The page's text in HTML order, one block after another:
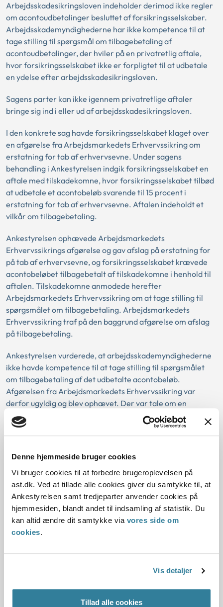
Denne hjemmeside bruger cookies
Vi bruger cookies til at forbedre brugeroplevelsen på
ast.dk. Ved at tillade alle cookies giver du samtykke til, at
Ankestyrelsen samt tredjeparter anvender cookies på
hjemmesiden, blandt andet til indsamling af statistik. Du
kan altid ændre dit samtykke via vores side om
cookies.
Vis detaljer
Tillad alle cookies
Arbejdsskadesikringsloven indeholder derimod ikke regler
om acontoudbetalinger besluttet af forsikringsselskaber.
Arbejdsskademyndighederne har ikke kompetence til at
tage stilling til spørgsmål om tilbagebetaling af
acontoudbetalinger, der hviler på en privatretlig aftale,
hvor forsikringsselskabet ikke er forpligtet til at udbetale
en ydelse efter arbejdsskadesikringsloven.
Sagens parter kan ikke igennem privatretlige aftaler
bringe sig ind i eller ud af arbejdsskadesikringsloven.
I den konkrete sag havde forsikringsselskabet klaget over
en afgørelse fra Arbejdsmarkedets Erhvervssikring om
erstatning for tab af erhvervsevne. Under sagens
behandling i Ankestyrelsen indgik forsikringsselskabet en
aftale med tilskadekomne, hvor forsikringsselskabet tilbød
at udbetale et acontobeløb svarende til 15 procent i
erstatning for tab af erhvervsevne. Aftalen indeholdt et
vilkår om tilbagebetaling.
Ankestyrelsen ophævede Arbejdsmarkedets
Erhvervssikrings afgørelse og gav afslag på erstatning for
på tab af erhvervsevne, og forsikringsselskabet krævede
acontobeløbet tilbagebetalt af tilskadekomne i henhold til
aftalen. Tilskadekomne anmodede herefter
Arbejdsmarkedets Erhvervssikring om at tage stilling til
spørgsmålet om tilbagebetaling. Arbejdsmarkedets
Erhvervssikring traf på den baggrund afgørelse om afslag
på tilbagebetaling.
Ankestyrelsen vurderede, at arbejdsskademyndighederne
ikke havde kompetence til at tage stilling til spørgsmålet
om tilbagebetaling af det udbetalte acontobeløb.
Afgørelsen fra Arbejdsmarkedets Erhvervssikring var
derfor ugyldig og blev ophævet. Der var tale om en
privatretlig aftale, som ikke er reguleret i
arbejdsskadesikringsloven, indgået mellem
forsikringsselskabet og tilskadekomne.
Baggrund for at behandle sagen principielt
Reglerne
Den konkrete afgørelse